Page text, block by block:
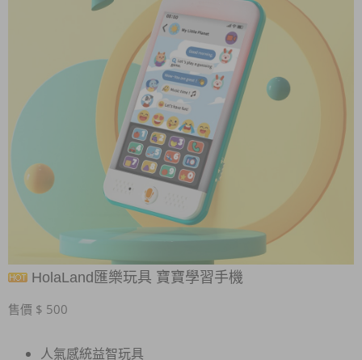
HolaLand匯樂玩具 寶寶學習手機
售價 $ 500
人氣感統益智玩具